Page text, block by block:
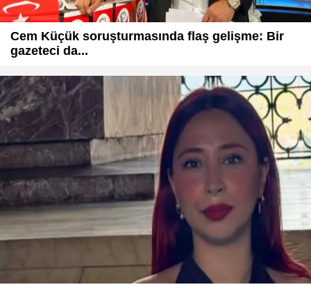
Cem Küçük soruşturmasında flaş gelişme: Bir
gazeteci da...